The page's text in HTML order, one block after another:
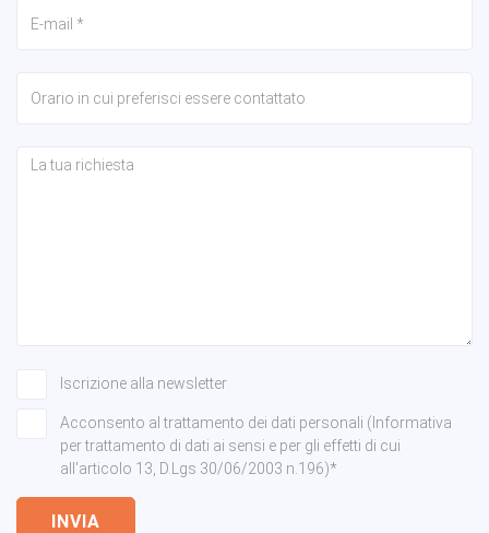
Iscrizione alla newsletter
Acconsento al trattamento dei dati personali (Informativa
per trattamento di dati ai sensi e per gli effetti di cui
all'articolo 13, D.Lgs 30/06/2003 n.196)*
INVIA